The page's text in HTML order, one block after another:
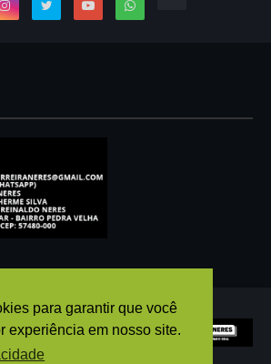
para garantir que você
experiência em nosso site.